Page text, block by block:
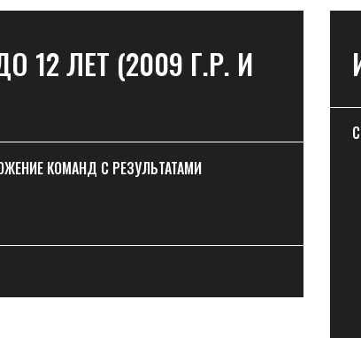
12 ЛЕТ (2009 Г.Р. И
КОМАНД С РЕЗУЛЬТАТАМИ